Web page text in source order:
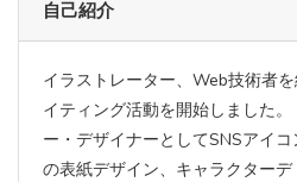
自己紹介
イラストレーター、Web技術者
イティング活動を開始しました
ー・デザイナーとしてSNSアイ
の表紙デザイン、キャラクターデ